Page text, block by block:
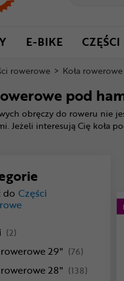
Stopka
E-BIKE CZĘŚCI
rowerowe > Koła rowerowe
pod
obręczy do roweru nie
Jeżeli interesują Cię koła
do Części
(2)
rowerowe 29" (76)
rowerowe 28" (138)